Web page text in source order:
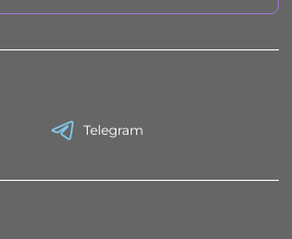
Telegram